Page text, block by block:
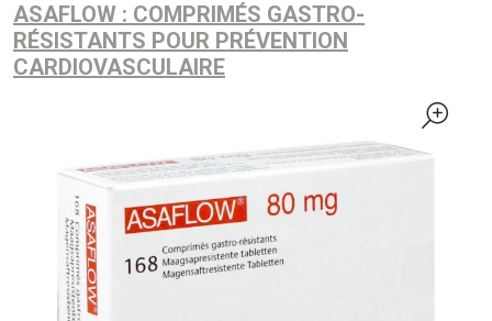
ASAFLOW : COMPRIMÉS GASTRO-
RÉSISTANTS POUR PRÉVENTION
CARDIOVASCULAIRE